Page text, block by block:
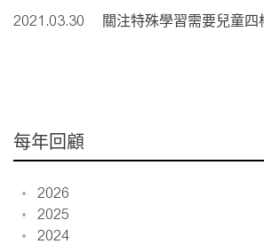
2021.03.30 關注特殊學習需要兒童四
每年回顧
2026
2025
2024